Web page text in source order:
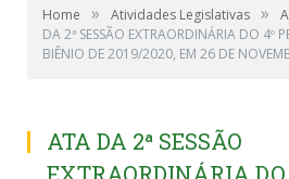
Home » Atividades Legislativas »
DA 2ª SESSÃO EXTRAORDINÁRIA DO 4º
BIÊNIO DE 2019/2020, EM 26 DE
ATA DA 2ª SESSÃO